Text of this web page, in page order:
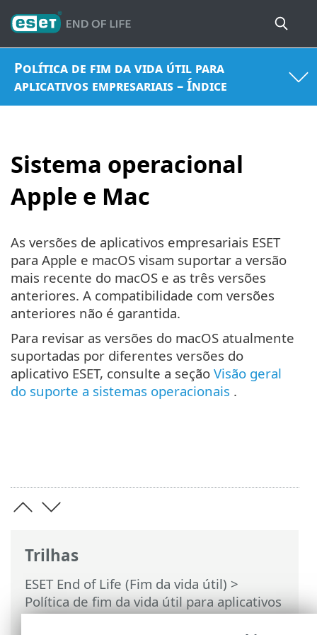
Política de fim da vida útil para
aplicativos empresariais – Índice
Sistema operacional
Apple e Mac
Trilhas
ESET End of Life (Fim da vida útil) >
Política de fim da vida útil para aplicativos
empresariais>Política de suporte do
As versões de aplicativos empresariais ESET
para Apple e macOS visam suportar a versão
mais recente do macOS e as três versões
anteriores. A compatibilidade com versões
anteriores não é garantida.
Para revisar as versões do macOS atualmente
suportadas por diferentes versões do
aplicativo ESET, consulte a seção Visão geral
do suporte a sistemas operacionais .